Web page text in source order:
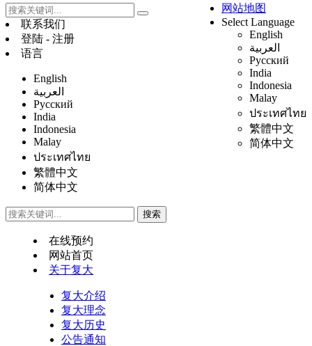
网站地图
Select Language
English
العربية
Русский
India
Indonesia
Malay
ประเทศไทย
繁體中文
简体中文
联系我们
登陆 - 注册
语言
English
العربية
Русский
India
Indonesia
Malay
ประเทศไทย
繁體中文
简体中文
在线预约
网站首页
关于复大
复大介绍
复大理念
复大历史
公告通知